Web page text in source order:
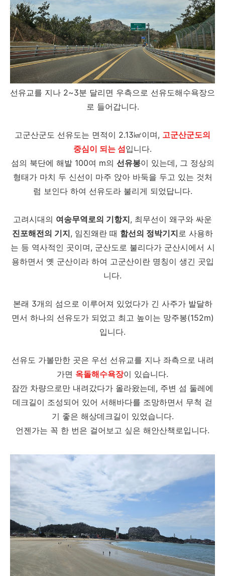
선유교를 지나 2~3분 달리면 우측으로 선유도해수욕장으
로 들어갑니다.
고군산군도 선유도는 면적이 2.13㎢이며, 고군산군도의
중심이 되는 섬입니다.
섬의 북단에 해발 100여 m의 선유봉이 있는데, 그 정상의
형태가 마치 두 신선이 마주 앉아 바둑을 두고 있는 것처
럼 보인다 하여 선유도라 불리게 되었답니다.
고려시대의 여송무역로의 기항지, 최무선이 왜구와 싸운
진포해전의 기지, 임진왜란 때 함선의 정박기지로 사용하
는 등 역사적인 곳이며, 군산도로 불리다가 군산시에서 시
용하면서 옛 군산이라 하여 고군산이란 명칭이 생긴 곳입
니다.
본래 3개의 섬으로 이루어져 있었다가 긴 사주가 발달하
면서 하나의 선유도가 되었고 최고 높이는 망주봉(152m)
입니다.
선유도 가볼만한 곳은 우선 선유교를 지나 좌측으로 내려
가면 옥돌해수욕장이 있습니다.
잠깐 차량으로만 내려갔다가 올라왔는데, 주변 섬 둘레에
데크길이 조성되어 있어 서해바다를 조망하면서 무척 걷
기 좋은 해상데크길이 있었습니다.
언젠가는 꼭 한 번은 걸어보고 싶은 해안산책로입니다.